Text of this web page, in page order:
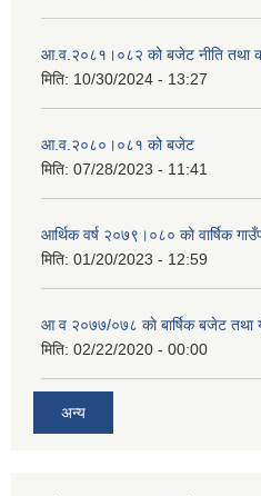
आ.व.२०८१।०८२ को बजेट नीति तथा
मिति: 10/30/2024 - 13:27
आ.व.२०८०।०८१ को बजेट
मिति: 07/28/2023 - 11:41
आर्थिक वर्ष २०७९।०८० को वार्षिक
मिति: 01/20/2023 - 12:59
आ व २०७७/०७८ काे बार्षिक बजेट तथा
मिति: 02/22/2020 - 00:00
अन्य